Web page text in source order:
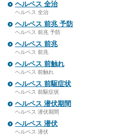
ヘルペス 全治
ヘルペス 全治
ヘルペス 前兆 予防
ヘルペス 前兆 予防
ヘルペス 前兆
ヘルペス 前兆
ヘルペス 前触れ
ヘルペス 前触れ
ヘルペス 前駆症状
ヘルペス 前駆症状
ヘルペス 潜伏期間
ヘルペス 潜伏期間
ヘルペス 潜伏
ヘルペス 潜伏